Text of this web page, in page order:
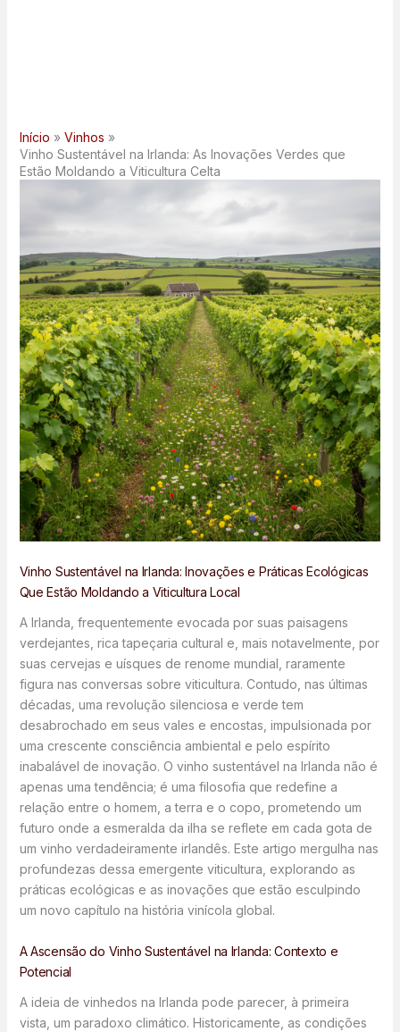
Início
Vinhos
Vinho Sustentável na Irlanda: As Inovações Verdes que
Estão Moldando a Viticultura Celta
Vinho Sustentável na Irlanda: Inovações e Práticas Ecológicas
Que Estão Moldando a Viticultura Local
A Irlanda, frequentemente evocada por suas paisagens
verdejantes, rica tapeçaria cultural e, mais notavelmente, por
suas cervejas e uísques de renome mundial, raramente
figura nas conversas sobre viticultura. Contudo, nas últimas
décadas, uma revolução silenciosa e verde tem
desabrochado em seus vales e encostas, impulsionada por
uma crescente consciência ambiental e pelo espírito
inabalável de inovação. O vinho sustentável na Irlanda não é
apenas uma tendência; é uma filosofia que redefine a
relação entre o homem, a terra e o copo, prometendo um
futuro onde a esmeralda da ilha se reflete em cada gota de
um vinho verdadeiramente irlandês. Este artigo mergulha nas
profundezas dessa emergente viticultura, explorando as
práticas ecológicas e as inovações que estão esculpindo
um novo capítulo na história vinícola global.
A Ascensão do Vinho Sustentável na Irlanda: Contexto e
Potencial
A ideia de vinhedos na Irlanda pode parecer, à primeira
vista, um paradoxo climático. Historicamente, as condições